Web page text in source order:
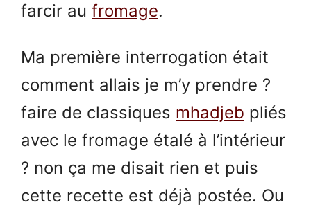
farcir au fromage.
Ma première interrogation était
comment allais je m’y prendre ?
faire de classiques mhadjeb pliés
avec le fromage étalé à l’intérieur
? non ça me disait rien et puis
cette recette est déjà postée. Ou